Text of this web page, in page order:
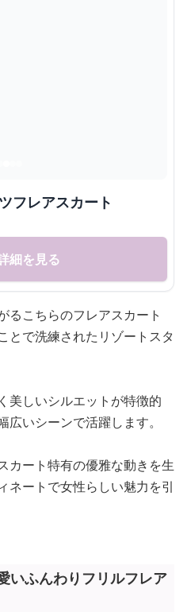
フレアスカート
細を見る
るこちらのフレアスカート
とで洗練されたリゾートスタ
美しいシルエットが特徴的
いシーンで活躍します。
カート特有の優雅な動きを生
ネートで女性らしい魅力を引
いふんわりフリルフレア